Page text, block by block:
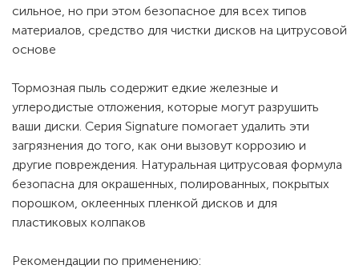
сильное, но при этом безопасное для всех типов
материалов, средство для чистки дисков на цитрусовой
основе
Тормозная пыль содержит едкие железные и
углеродистые отложения, которые могут разрушить
ваши диски. Серия Signature помогает удалить эти
загрязнения до того, как они вызовут коррозию и
другие повреждения. Натуральная цитрусовая формула
безопасна для окрашенных, полированных, покрытых
порошком, оклеенных пленкой дисков и для
пластиковых колпаков
Рекомендации по применению: